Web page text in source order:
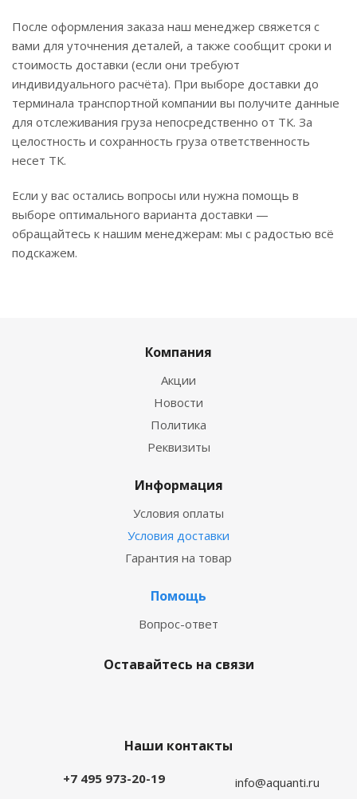
После оформления заказа наш менеджер свяжется с
вами для уточнения деталей, а также сообщит сроки и
стоимость доставки (если они требуют
индивидуального расчёта). При выборе доставки до
терминала транспортной компании вы получите данные
для отслеживания груза непосредственно от ТК. За
целостность и сохранность груза ответственность
несет ТК.
Если у вас остались вопросы или нужна помощь в
выборе оптимального варианта доставки —
обращайтесь к нашим менеджерам: мы с радостью всё
подскажем.
Компания
Акции
Новости
Политика
Реквизиты
Информация
Условия оплаты
Условия доставки
Гарантия на товар
Помощь
Вопрос-ответ
Оставайтесь на связи
Наши контакты
+7 495 973-20-19 info@aquanti.ru